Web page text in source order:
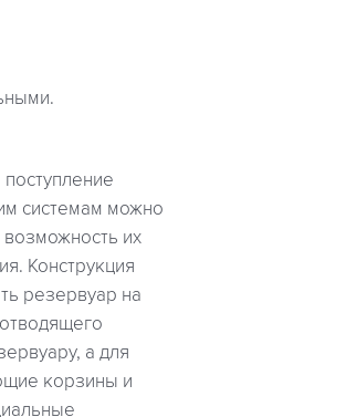
системам можно
их
Конструкция
резервуар на
а для
корзины и